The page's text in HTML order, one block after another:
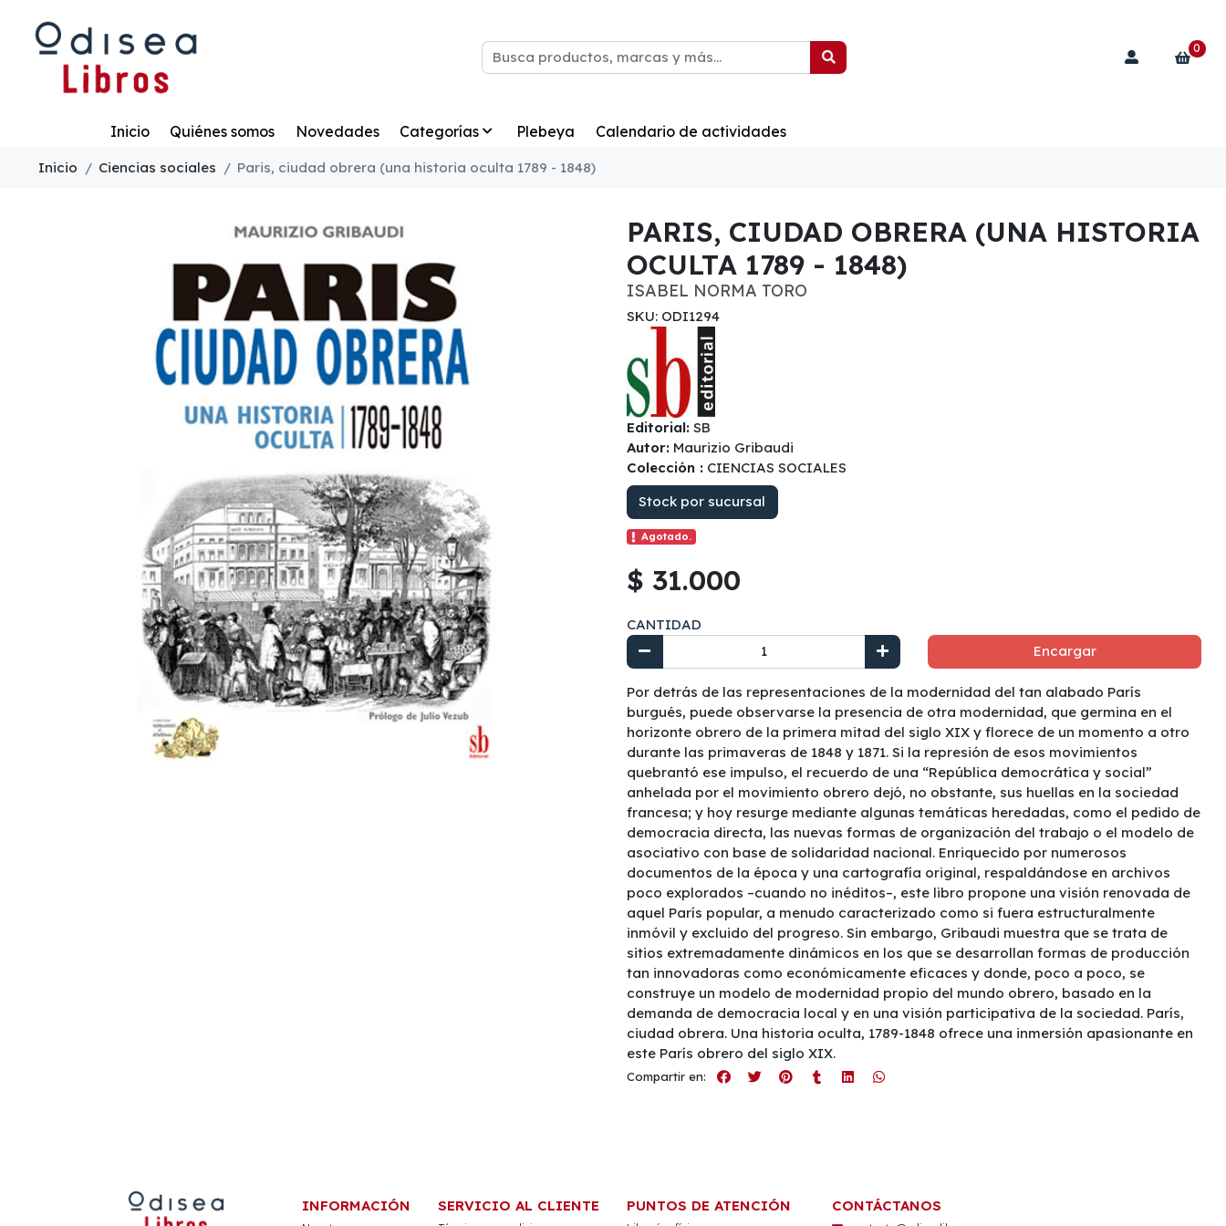
0
Inicio Quiénes somos Novedades Categorías Plebeya Calendario de actividades
Inicio Ciencias sociales Paris, ciudad obrera (una historia oculta 1789 - 1848)
PARIS, CIUDAD OBRERA (UNA HISTORIA
OCULTA 1789 - 1848)
ISABEL NORMA TORO
SKU: ODI1294
Editorial: SB
Autor: Maurizio Gribaudi
Colección : CIENCIAS SOCIALES
Stock por sucursal
Agotado.
$ 31.000
CANTIDAD
Encargar
Por detrás de las representaciones de la modernidad del tan alabado París
burgués, puede observarse la presencia de otra modernidad, que germina en el
horizonte obrero de la primera mitad del siglo XIX y florece de un momento a otro
durante las primaveras de 1848 y 1871. Si la represión de esos movimientos
quebrantó ese impulso, el recuerdo de una “República democrática y social”
anhelada por el movimiento obrero dejó, no obstante, sus huellas en la sociedad
francesa; y hoy resurge mediante algunas temáticas heredadas, como el pedido de
democracia directa, las nuevas formas de organización del trabajo o el modelo de
asociativo con base de solidaridad nacional. Enriquecido por numerosos
documentos de la época y una cartografía original, respaldándose en archivos
poco explorados –cuando no inéditos–, este libro propone una visión renovada de
aquel París popular, a menudo caracterizado como si fuera estructuralmente
inmóvil y excluido del progreso. Sin embargo, Gribaudi muestra que se trata de
sitios extremadamente dinámicos en los que se desarrollan formas de producción
tan innovadoras como económicamente eficaces y donde, poco a poco, se
construye un modelo de modernidad propio del mundo obrero, basado en la
demanda de democracia local y en una visión participativa de la sociedad. París,
ciudad obrera. Una historia oculta, 1789-1848 ofrece una inmersión apasionante en
este París obrero del siglo XIX.
Compartir en:
INFORMACIÓN SERVICIO AL CLIENTE PUNTOS DE ATENCIÓN CONTÁCTANOS